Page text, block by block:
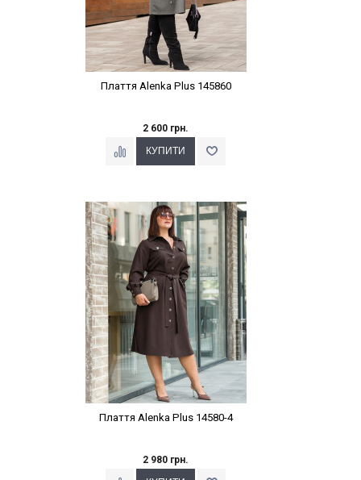
Плаття Alenka Plus 145860
2 600 грн.
Наклейки Варіант з %
Плаття Alenka Plus 14580-4
2 980 грн.